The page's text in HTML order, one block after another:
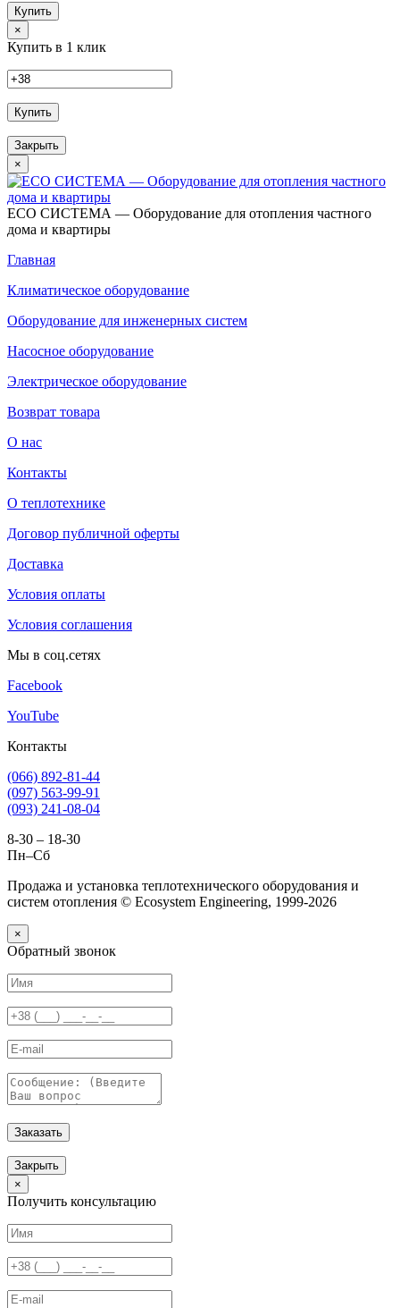
Купить
×
Купить в 1 клик
Купить
Закрыть
×
ECO СИСТЕМА — Оборудование для отопления частного
дома и квартиры
Главная
Климатическое оборудование
Оборудование для инженерных систем
Насосное оборудование
Электрическое оборудование
Возврат товара
О нас
Контакты
О теплотехнике
Договор публичной оферты
Доставка
Условия оплаты
Условия соглашения
Мы в соц.сетях
Facebook
YouTube
Контакты
(066) 892-81-44
(097) 563-99-91
(093) 241-08-04
8-30 – 18-30
Пн–Сб
Продажа и установка теплотехнического оборудования и
систем отопления © Ecosystem Engineering, 1999-2026
×
Обратный звонок
Заказать
Закрыть
×
Получить консультацию